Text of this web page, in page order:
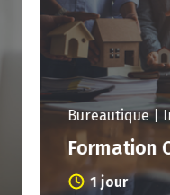
Bureautique |
Formation
1 jour